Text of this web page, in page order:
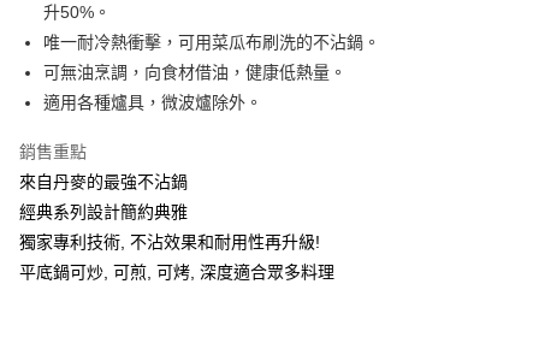
國泰世華商業銀行
臺灣中小企業銀行
台中商業銀行
匯豐（台灣）商業銀行
華泰商業銀行
聯邦商業銀行
遠東國際商業銀行
元大商業銀行
台新國際商業銀行
台灣樂天信用卡公司
街口支付
悠遊付
運送方式
新竹貨運
每筆NT$150，滿NT$4,000(含以上)免運費
升50%。
唯一耐冷熱衝擊，可用菜瓜布刷洗的不沾鍋。
可無油烹調，向食材借油，健康低熱量。
適用各種爐具，微波爐除外。
銷售重點
來自丹麥的最強不沾鍋
經典系列設計簡約典雅
獨家專利技術, 不沾效果和耐用性再升級!
平底鍋可炒, 可煎, 可烤, 深度適合眾多料理